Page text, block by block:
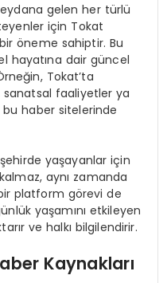
gelen her türlü
için Tokat
öneme sahiptir. Bu
hayatına dair güncel
Tokat’ta
sanatsal faaliyetler ya
haber sitelerinde
yaşayanlar için
aynı zamanda
platform görevi de
yaşamını etkileyen
ve halkı bilgilendirir.
Kaynakları